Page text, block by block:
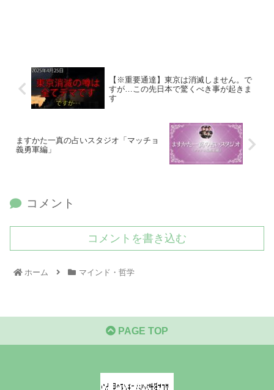
【※重要通達】東京は消滅しません。で
すが…この先日本で驚くべき事が起きま
す
ますかた一真の占いスタジオ「マッチョ
義勇軍編」
コメント
コメントを書き込む
ホーム マインド・哲学
PAGE TOP